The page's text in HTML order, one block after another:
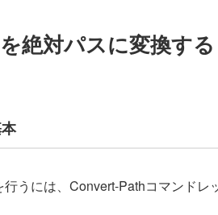
絶対パスに変換する
うには、Convert-Pathコマンドレ